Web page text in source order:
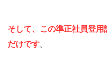
そして、この準正社員登
だけです。